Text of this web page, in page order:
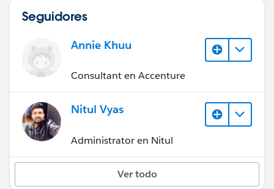
Seguidores
Annie Khuu
Consultant en Accenture
Nitul Vyas
Administrator en Nitul
Ver todo